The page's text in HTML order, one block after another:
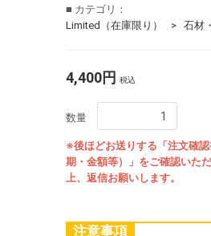
■ カテゴリ：
Limited（在庫限り）
石材
4,400円 税込
数量
※後ほどお送りする「注文確
期・金額等）」をご確認いた
上、返信お願いします。
注意事項